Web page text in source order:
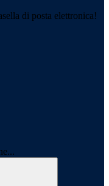
di posta elettronica!